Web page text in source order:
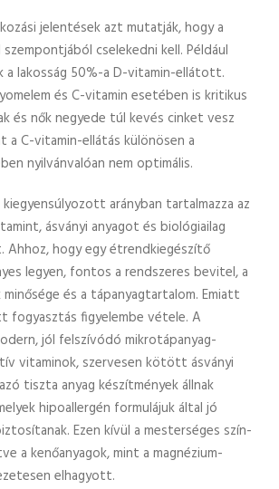
jelentések azt mutatják, hogy a
cselekedni kell. Például
a lakosság 50%-a D-vitamin-ellátott.
és C-vitamin esetében is kritikus
és nők negyede túl kevés cinket vesz
a C-vitamin-ellátás különösen a
nyilvánvalóan nem optimális.
kiegyensúlyozott arányban tartalmazza az
ásványi anyagot és biológiailag
hogy egy étrendkiegészítő
legyen, fontos a rendszeres bevitel, a
és a tápanyagtartalom. Emiatt
fogyasztás figyelembe vétele. A
jól felszívódó mikrotápanyag-
vitaminok, szervesen kötött ásványi
tiszta anyag készítmények állnak
hipoallergén formulájuk által jó
Ezen kívül a mesterséges szín-
a kenőanyagok, mint a magnézium-
elhagyott.